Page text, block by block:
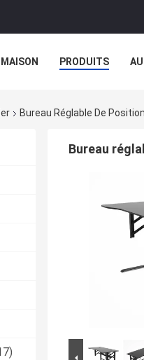
MAISON PRODUITS
Bureau Réglable De
Bureau